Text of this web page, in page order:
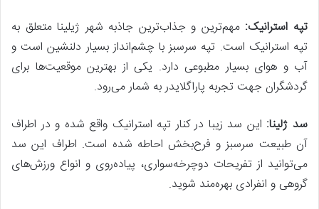
تپه استرانیک: مهم‌ترین و جذاب‌ترین جاذبه شهر ژیلینا متعلق به
تپه استرانیک است. تپه سرسبز با چشم‌انداز بسیار دلنشین است و
آب و هوای بسیار مطبوعی دارد. یکی از بهترین موقعیت‌ها برای
گردشگران جهت تجربه پاراگلایدر به شمار می‌رود.
سد ژلینا: این سد زیبا در کنار تپه استرانیک واقع شده و در اطراف
آن طبیعت سرسبز و فرح‌بخش احاطه شده است. اطراف این سد
می‌توانید از تفریحات دوچرخه‌سواری، پیاده‌روی و انواع ورزش‌های
گروهی و انفرادی بهره‌مند شوید.